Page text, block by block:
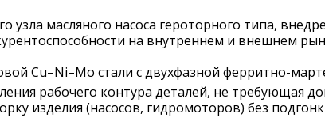
узла масляного насоса героторного типа,
на внутреннем и внешнем
Cu–Ni–Mo стали с двухфазной ферритно-
рабочего контура деталей, не требующая
изделия (насосов, гидромоторов) без